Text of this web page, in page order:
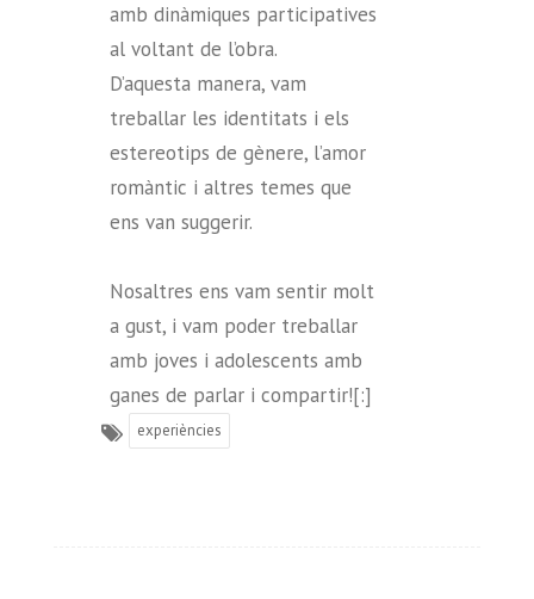
amb dinàmiques participatives
al voltant de l’obra.
D’aquesta manera, vam
treballar les identitats i els
estereotips de gènere, l’amor
romàntic i altres temes que
ens van suggerir.
Nosaltres ens vam sentir molt
a gust, i vam poder treballar
amb joves i adolescents amb
ganes de parlar i compartir![:]
experiències